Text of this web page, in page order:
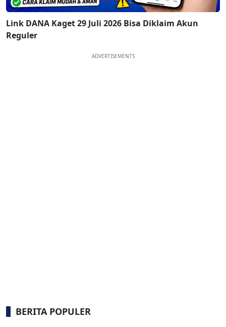
Link DANA Kaget 29 Juli 2026 Bisa Diklaim Akun
Reguler
ADVERTISEMENTS
BERITA POPULER